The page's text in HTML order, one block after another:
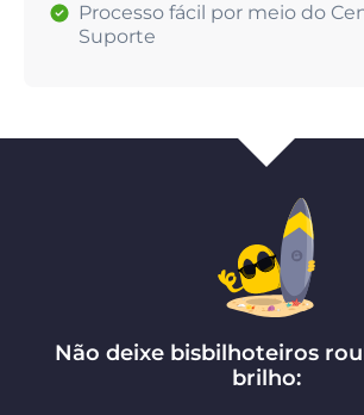
Processo fácil por meio do
Suporte
Não deixe bisbilhoteiros
brilho: